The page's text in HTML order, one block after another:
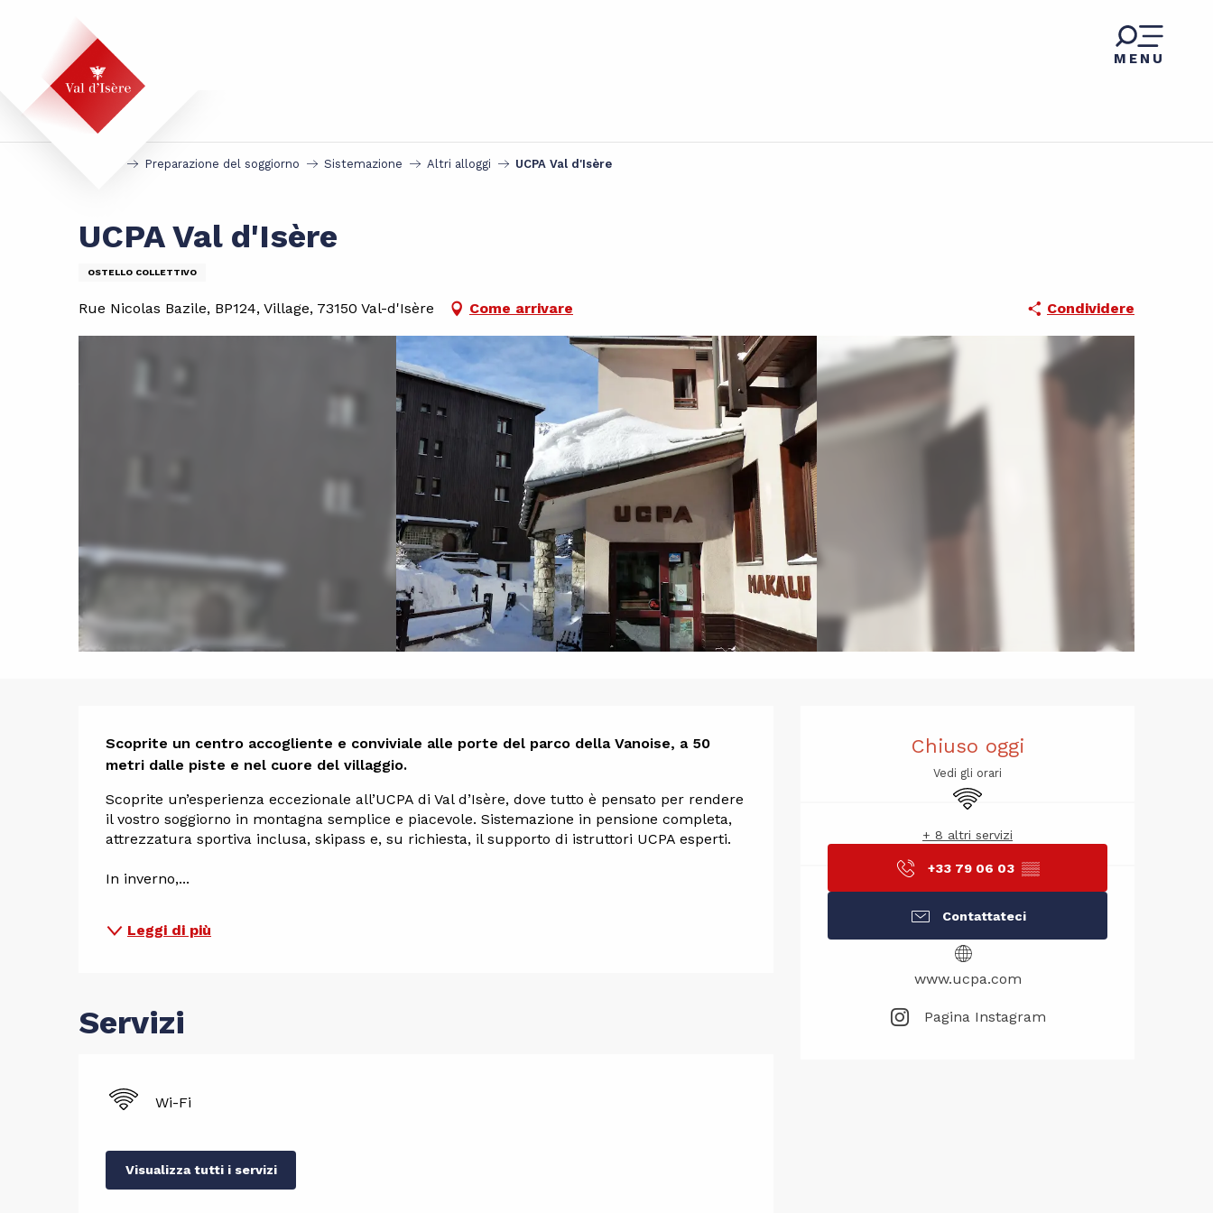
principal
MENU
Preparazione del soggiorno Sistemazione Altri alloggi UCPA Val d'Isère
UCPA Val d'Isère
OSTELLO COLLETTIVO
Rue Nicolas Bazile, BP124, Village, 73150 Val-d'Isère Come arrivare Condividere
Orari e
Chiuso oggi
Vedi gli orari
Wi-Fi
+ 8 altri servizi
+33 79 06 03 ▒▒
Contattateci
www.ucpa.com
Pagina Instagram
Descrizione
Scoprite un centro accogliente e conviviale alle porte del parco della Vanoise, a 50
metri dalle piste e nel cuore del villaggio.
Scoprite un’esperienza eccezionale all’UCPA di Val d’Isère, dove tutto è pensato per rendere
il vostro soggiorno in montagna semplice e piacevole. Sistemazione in pensione completa,
attrezzatura sportiva inclusa, skipass e, su richiesta, il supporto di istruttori UCPA esperti.
In inverno,...
Leggi di più
Servizi
Wi-Fi
Visualizza tutti i servizi